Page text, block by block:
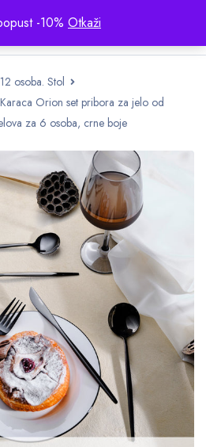
-10% Otkaži
12 osoba. Stol
Karaca Orion set pribora za jelo od
za 6 osoba, crne boje